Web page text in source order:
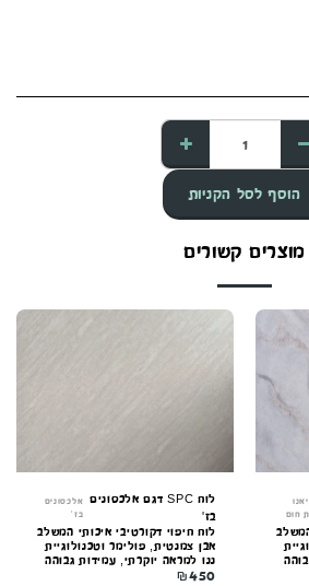
הוסף לסל הקניות
מוצרים קשורים
חום
לוח SPC דגם אלכסונים
בז'
אלכסונים
בז'
לוח חיפוי דקורטיבי איכותי המשלב
אבן צמנטית, פולימר וטכנולוגיית
ננו למראה יוקרתי, עמידות גבוהה
וקלות התקנה. מתאים לקירות
₪450